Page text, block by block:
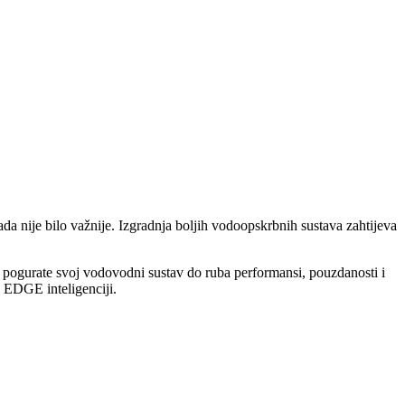
nije bilo važnije. Izgradnja boljih vodoopskrbnih sustava zahtijeva
svoj vodovodni sustav do ruba performansi, pouzdanosti i
EDGE inteligenciji.